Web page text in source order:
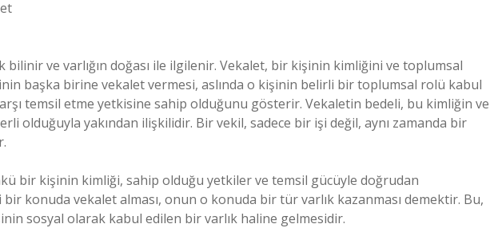
ve varlığın doğası ile ilgilenir. Vekalet, bir kişinin kimliğini ve toplumsal
başka birine vekalet vermesi, aslında o kişinin belirli bir toplumsal rolü kabul
temsil etme yetkisine sahip olduğunu gösterir. Vekaletin bedeli, bu kimliğin ve
olduğuyla yakından ilişkilidir. Bir vekil, sadece bir işi değil, aynı zamanda bir
bir kişinin kimliği, sahip olduğu yetkiler ve temsil gücüyle doğrudan
bir konuda vekalet alması, onun o konuda bir tür varlık kazanması demektir. Bu,
sosyal olarak kabul edilen bir varlık haline gelmesidir.